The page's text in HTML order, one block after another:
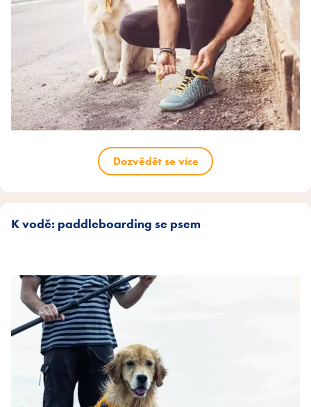
Dozvědět se více
K vodě: paddleboarding se psem